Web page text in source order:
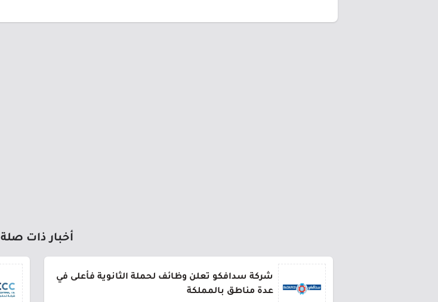
أخبار ذات صلة
شركة سدافكو تعلن وظائف لحملة الثانوية فأعلى في
عدة مناطق بالمملكة